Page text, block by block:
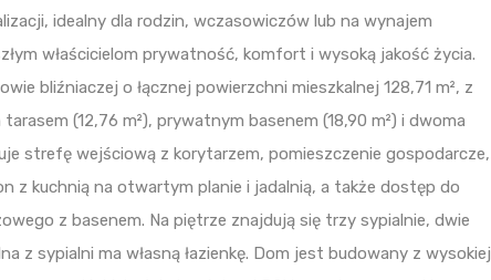
idealny dla rodzin, wczasowiczów lub na wynajem
właścicielom prywatność, komfort i wysoką jakość życia.
bliźniaczej o łącznej powierzchni mieszkalnej 128,71 m², z
(12,76 m²), prywatnym basenem (18,90 m²) i dwoma
strefę wejściową z korytarzem, pomieszczenie gospodarcze,
z kuchnią na otwartym planie i jadalnią, a także dostęp do
z basenem. Na piętrze znajdują się trzy sypialnie, dwie
z sypialni ma własną łazienkę. Dom jest budowany z wysokiej